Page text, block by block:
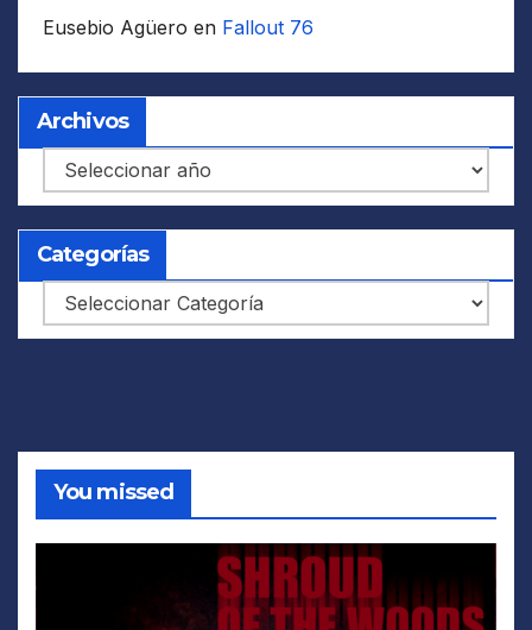
Eusebio Agüero en Fallout 76
Archivos
Archivos
Categorías
Categorías
You missed